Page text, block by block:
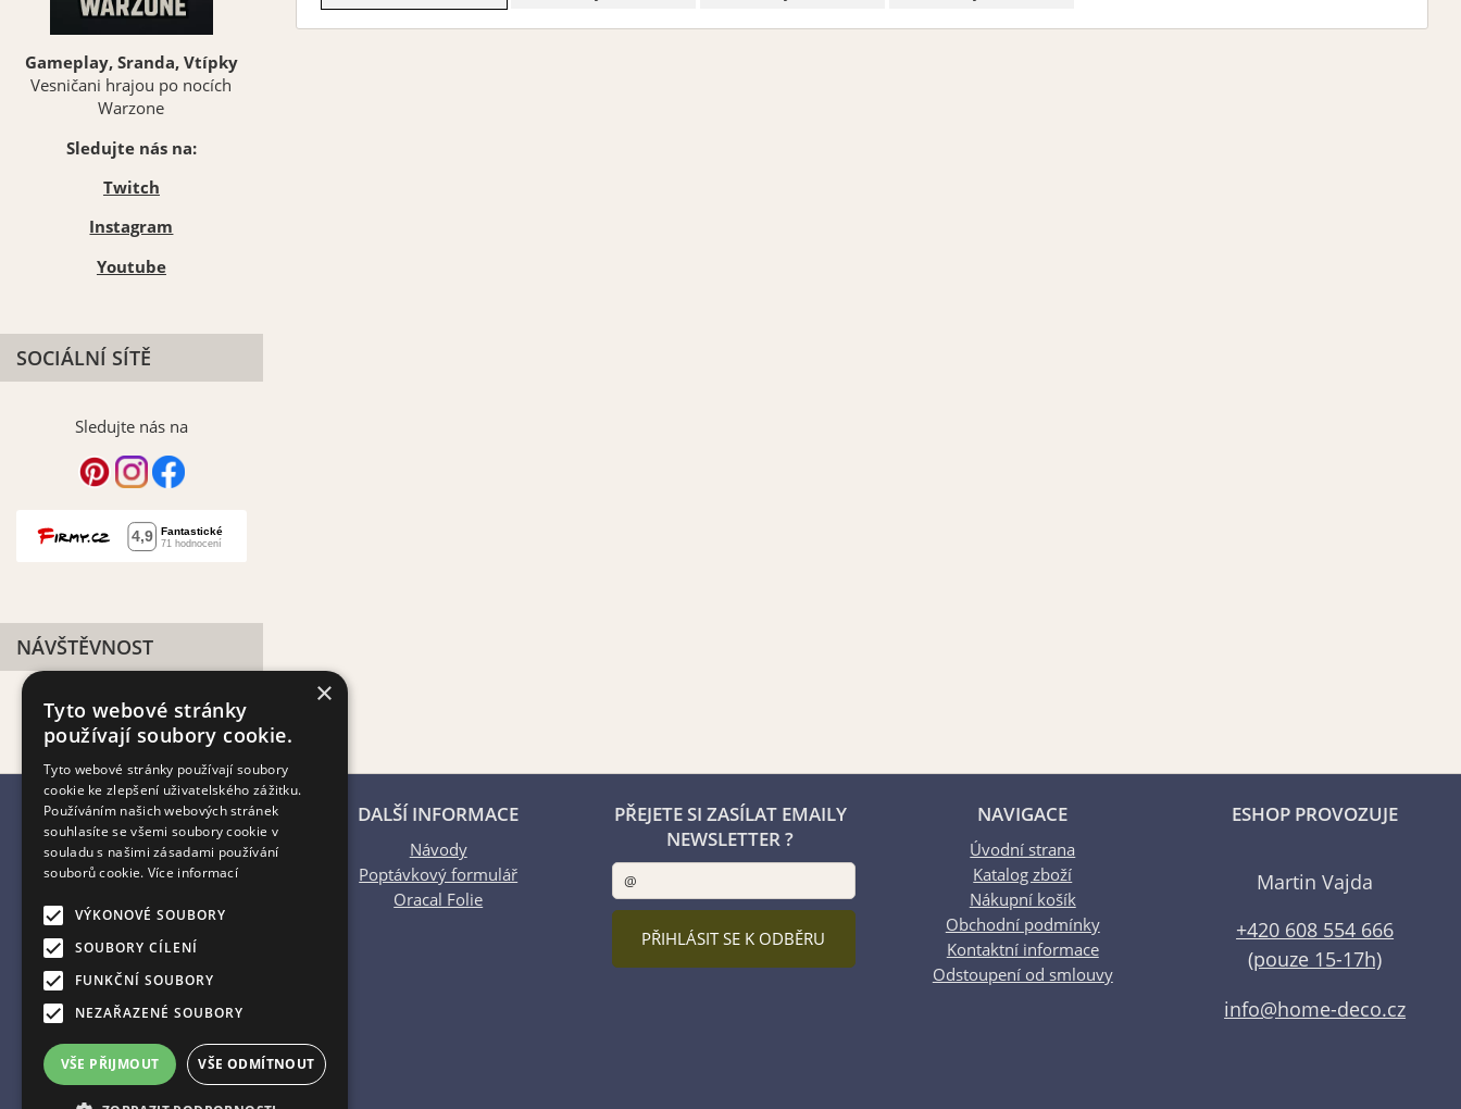
Gameplay, Sranda, Vtípky
Vesničani hrajou po nocích
Warzone
Sledujte nás na:
Twitch
Instagram
Youtube
SOCIÁLNÍ SÍTĚ
Sledujte nás na
NÁVŠTĚVNOST
PLATBY ONLINE DALŠÍ INFORMACE
Návody
Poptávkový formulář
Oracal Folie
PŘEJETE SI ZASÍLAT EMAILY
NEWSLETTER ?
NAVIGACE
Úvodní strana
Katalog zboží
Nákupní košík
Obchodní podmínky
Kontaktní informace
Odstoupení od smlouvy
ESHOP PROVOZUJE
Martin Vajda
+420 608 554 666
(pouze 15-17h)
info@home-deco.cz
×
Tyto webové stránky
používají soubory cookie.
Tyto webové stránky používají soubory
cookie ke zlepšení uživatelského zážitku.
Používáním našich webových stránek
souhlasíte se všemi soubory cookie v
souladu s našimi zásadami používání
souborů cookie. Více informací
VÝKONOVÉ SOUBORY
SOUBORY CÍLENÍ
FUNKČNÍ SOUBORY
NEZAŘAZENÉ SOUBORY
VŠE PŘIJMOUT VŠE ODMÍTNOUT